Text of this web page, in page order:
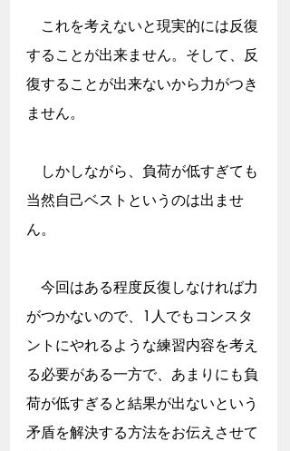
これを考えないと現実的には反復
することが出来ません。そして、反
復することが出来ないから力がつき
ません。
しかしながら、負荷が低すぎても
当然自己ベストというのは出ませ
ん。
今回はある程度反復しなければ力
がつかないので、1人でもコンスタ
ントにやれるような練習内容を考え
る必要がある一方で、あまりにも負
荷が低すぎると結果が出ないという
矛盾を解決する方法をお伝えさせて